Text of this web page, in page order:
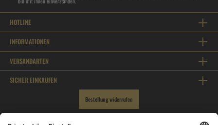
HOTLINE
INFORMATIONEN
VERSANDARTEN
SICHER EINKAUFEN
Bestellung widerrufen